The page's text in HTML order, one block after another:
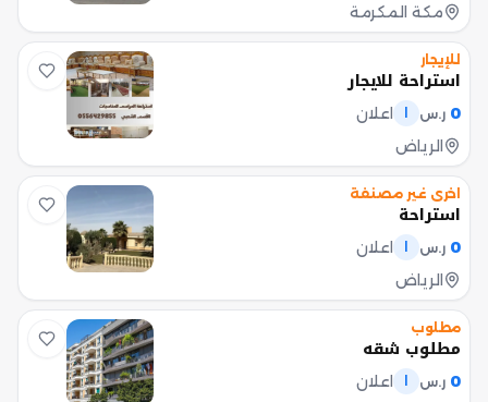
مكة المكرمة
للإيجار
استراحة للايجار
0 ر.س
اعلان
الرياض
اخرى غير مصنفة
استراحة
0 ر.س
اعلان
الرياض
مطلوب
مطلوب شقه
0 ر.س
اعلان